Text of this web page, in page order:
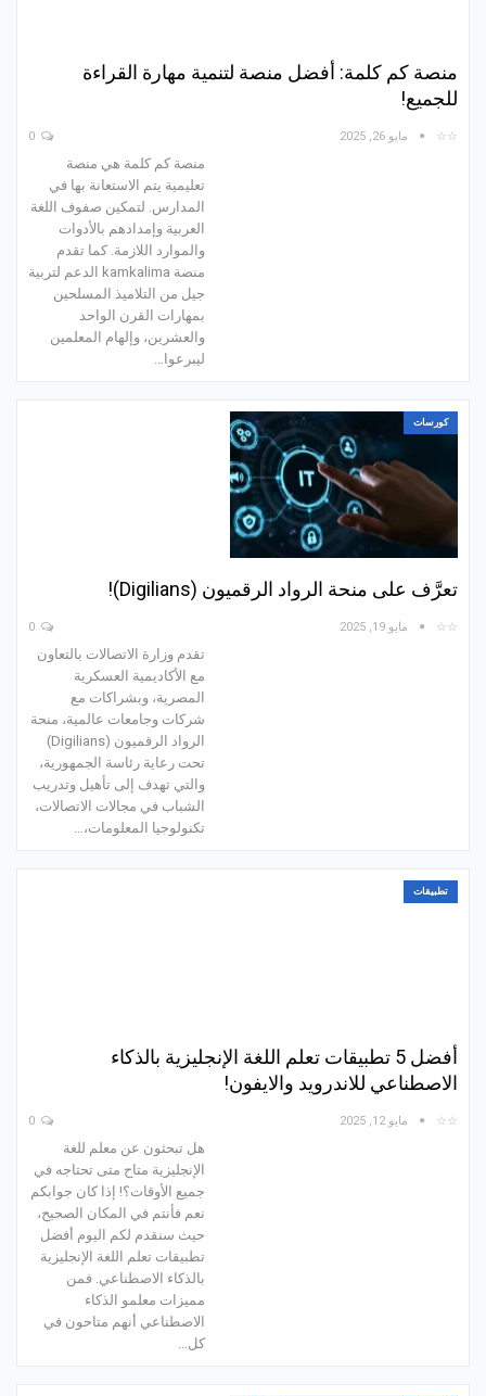
منصة كم كلمة: أفضل منصة لتنمية مهارة القراءة
للجميع!
☆☆ مايو 26, 2025
منصة كم كلمة هي منصة
تعليمية يتم الاستعانة بها في
المدارس. لتمكين صفوف اللغة
العربية وإمدادهم بالأدوات
والموارد اللازمة. كما تقدم
منصة kamkalima الدعم لتربية
جيل من التلاميذ المسلحين
بمهارات القرن الواحد
والعشرين، وإلهام المعلمين
ليبرعوا…
كورسات
تعرَّف على منحة الرواد الرقميون (Digilians)!
☆☆ مايو 19, 2025
تقدم وزارة الاتصالات بالتعاون
مع الأكاديمية العسكرية
المصرية، وبشراكات مع
شركات وجامعات عالمية، منحة
الرواد الرقميون (Digilians)
تحت رعاية رئاسة الجمهورية،
والتي تهدف إلى تأهيل وتدريب
الشباب في مجالات الاتصالات،
تكنولوجيا المعلومات،…
تطبيقات
أفضل 5 تطبيقات تعلم اللغة الإنجليزية بالذكاء
الاصطناعي للاندرويد والايفون!
☆☆ مايو 12, 2025
هل تبحثون عن معلم للغة
الإنجليزية متاح متى تحتاجه في
جميع الأوقات؟! إذا كان جوابكم
نعم فأنتم في المكان الصحيح،
حيث سنقدم لكم اليوم أفضل
تطبيقات تعلم اللغة الإنجليزية
بالذكاء الاصطناعي. فمن
مميزات معلمو الذكاء
الاصطناعي أنهم متاحون في
كل…